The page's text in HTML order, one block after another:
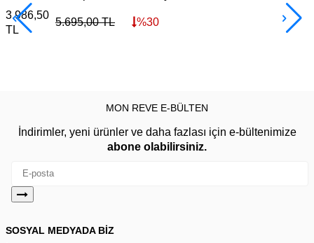
3.986,50
TL
5.695,00TL %30
MON REVE E-BÜLTEN
İndirimler, yeni ürünler ve daha fazlası için e-bültenimize
abone olabilirsiniz.
SOSYAL MEDYADA BİZ